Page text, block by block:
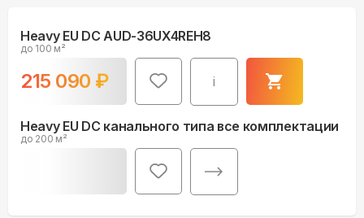
Heavy EU DC AUD-36UX4REH8
до 100 м²
215 090 ₽ i
Heavy EU DC канального типа все комплектации
до 200 м²